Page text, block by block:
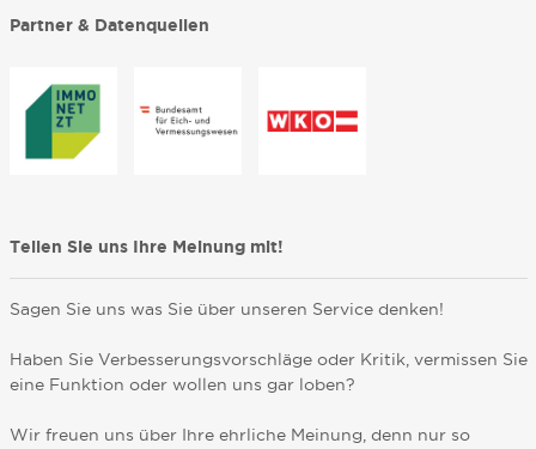
Partner & Datenquellen
Teilen Sie uns Ihre Meinung mit!
Sagen Sie uns was Sie über unseren Service denken!
Haben Sie Verbesserungsvorschläge oder Kritik, vermissen Sie
eine Funktion oder wollen uns gar loben?
Wir freuen uns über Ihre ehrliche Meinung, denn nur so